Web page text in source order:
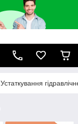
Устаткування